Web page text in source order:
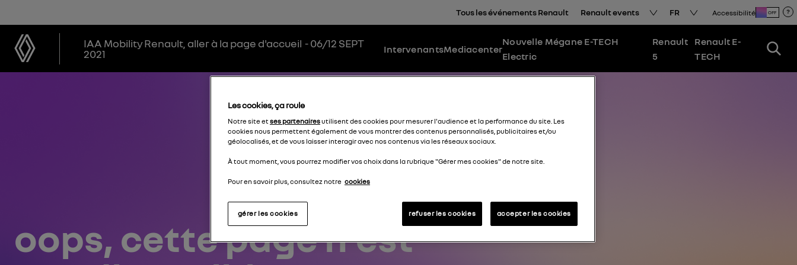
Tous les événements Renault Renault events FR Accessibilité OFF
IAA MobilityRenault, aller à la page d'accueil - 06/12 SEPT
2021
IntervenantsMediacenter
Nouvelle Mégane E-TECH
Electric
Renault
5
Renault E-
TECH
oops, cette pagen'est
Les cookies, ça roule
Notre site etses partenairesutilisent des cookies pour mesurer l'audience et la performance du site. Les
cookies nous permettent également de vous montrer des contenus personnalisés, publicitaires et/ou
géolocalisés, et de vous laisser interagir avec nos contenus via les réseaux sociaux.
À tout moment, vous pourrez modifier vos choix dans la rubrique "Gérer mes cookies" de notre site.
Pour en savoir plus, consultez notre cookies
refuser les cookies accepter les cookies
gérer les cookies